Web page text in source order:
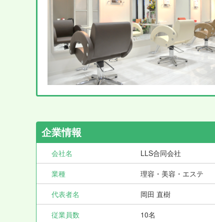
企業情報
会社名 LLS合同会社
業種 理容・美容・エステ
代表者名 岡田 直樹
従業員数 10名